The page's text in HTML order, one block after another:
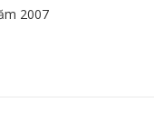
2007